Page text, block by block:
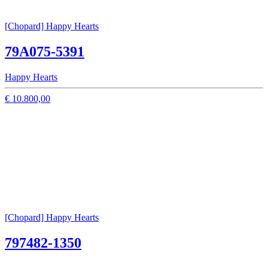
[Chopard] Happy Hearts
79A075-5391
Happy Hearts
€ 10.800,00
[Chopard] Happy Hearts
797482-1350